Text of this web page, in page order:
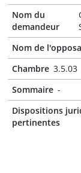
Nom du
demandeur
Nom de
Chambre 3.5.03
Sommaire -
Dispositions
pertinentes